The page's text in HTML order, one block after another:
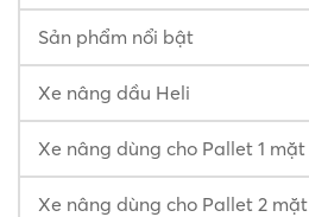
Sản phẩm nổi bật
Xe nâng dầu Heli
Xe nâng dùng cho Pallet 1 mặt
Xe nâng dùng cho Pallet 2 mặt